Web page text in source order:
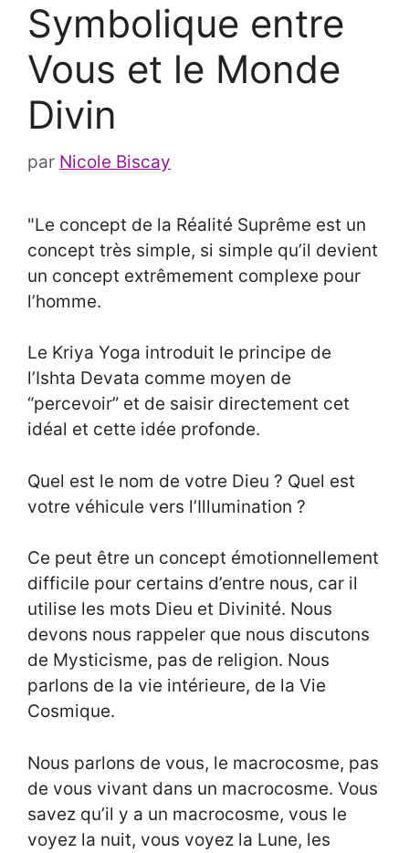
Symbolique entre
Vous et le Monde
Divin
par Nicole Biscay
"Le concept de la Réalité Suprême est un
concept très simple, si simple qu’il devient
un concept extrêmement complexe pour
l’homme.
Le Kriya Yoga introduit le principe de
l’Ishta Devata comme moyen de
“percevoir” et de saisir directement cet
idéal et cette idée profonde.
Quel est le nom de votre Dieu ? Quel est
votre véhicule vers l’Illumination ?
Ce peut être un concept émotionnellement
difficile pour certains d’entre nous, car il
utilise les mots Dieu et Divinité. Nous
devons nous rappeler que nous discutons
de Mysticisme, pas de religion. Nous
parlons de la vie intérieure, de la Vie
Cosmique.
Nous parlons de vous, le macrocosme, pas
de vous vivant dans un macrocosme. Vous
savez qu’il y a un macrocosme, vous le
voyez la nuit, vous voyez la Lune, les